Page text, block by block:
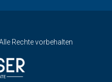
Rechte vorbehalten